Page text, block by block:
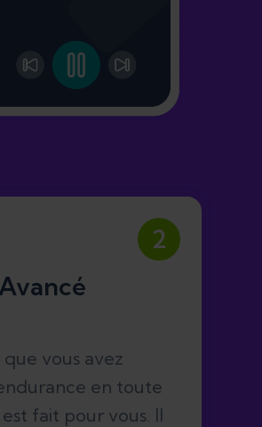
2
vous avez
en toute
fait pour vous. Il